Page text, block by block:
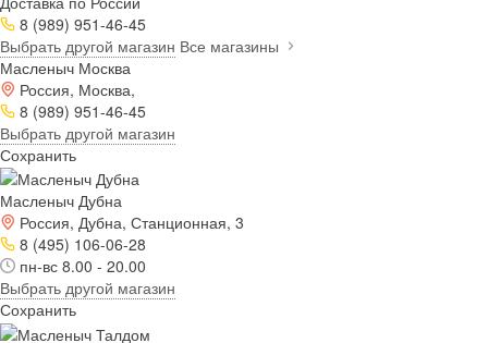
8 (989) 951-46-45
Выбрать другой магазин Все магазины
Масленыч Москва
Россия, Москва,
8 (989) 951-46-45
Выбрать другой магазин
Сохранить
Масленыч Дубна
Россия, Дубна, Станционная, 3
8 (495) 106-06-28
пн-вс 8.00 - 20.00
Выбрать другой магазин
Сохранить